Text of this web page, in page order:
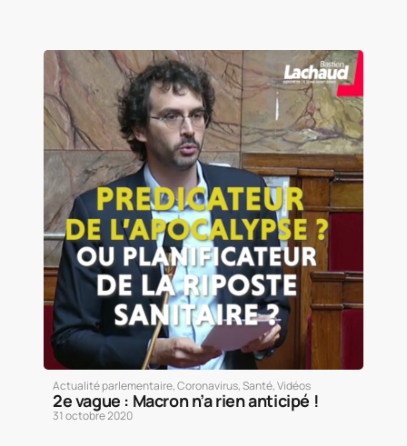
Actualité parlementaire,Coronavirus,Santé,Vidéos
2e vague : Macron n’a rien anticipé !
31 octobre 2020